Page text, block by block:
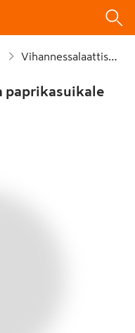
Vihannessalaattisäilyke
paprikasuikale